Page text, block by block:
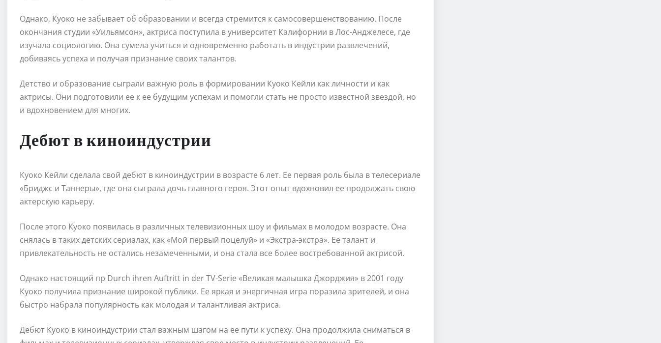
Однако, Куоко не забывает об образовании и всегда стремится к самосовершенствованию. После
окончания студии «Уильямсон», актриса поступила в университет Калифорнии в Лос-Анджелесе, где
изучала социологию. Она сумела учиться и одновременно работать в индустрии развлечений,
добиваясь успеха и получая признание своих талантов.
Детство и образование сыграли важную роль в формировании Куоко Кейли как личности и как
актрисы. Они подготовили ее к ее будущим успехам и помогли стать не просто известной звездой, но
и вдохновением для многих.
Дебют в киноиндустрии
Куоко Кейли сделала свой дебют в киноиндустрии в возрасте 6 лет. Ее первая роль была в телесериале
«Бриджс и Таннеры», где она сыграла дочь главного героя. Этот опыт вдохновил ее продолжать свою
актерскую карьеру.
После этого Куоко появилась в различных телевизионных шоу и фильмах в молодом возрасте. Она
снялась в таких детских сериалах, как «Мой первый поцелуй» и «Экстра-экстра». Ее талант и
привлекательность не остались незамеченными, и она стала все более востребованной актрисой.
Однако настоящий пр Durch ihren Auftritt in der TV-Serie «Великая малышка Джорджия» в 2001 году
Куоко получила признание широкой публики. Ее яркая и энергичная игра поразила зрителей, и она
быстро набрала популярность как молодая и талантливая актриса.
Дебют Куоко в киноиндустрии стал важным шагом на ее пути к успеху. Она продолжила сниматься в